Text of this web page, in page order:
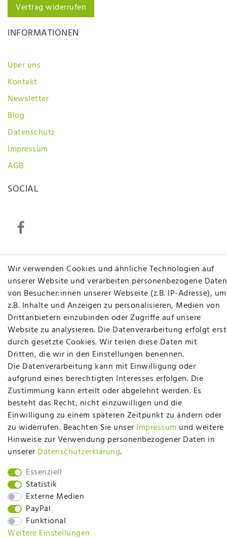
Vertrag widerrufen
INFORMATIONEN
Über uns
Kontakt
Newsletter
Blog
Datenschutz
Impressum
AGB
SOCIAL
Betten Seifert – Ihr Fachgeschäft für Betten,
Matratzen, Bettwaren & mehr in Ibbenbüren. Sie
möchten richtig gut schlafen, legen Wert auf
qualitativ hochwertige Produkte und eine solide
Fachberatung für Matratzen und andere
Bettwaren? Dann sind Sie bei uns genau richtig.
Ob online oder vor Ort im Fachgeschäft in
Ibbenbüren - wir beraten Sie gerne!
Mehr erfahren
Wir verwenden Cookies und ähnliche Technologien auf
unserer Website und verarbeiten personenbezogene Daten
von Besucher:innen unserer Webseite (z.B. IP-Adresse), um
z.B. Inhalte und Anzeigen zu personalisieren, Medien von
Drittanbietern einzubinden oder Zugriffe auf unsere
Website zu analysieren. Die Datenverarbeitung erfolgt erst
durch gesetzte Cookies. Wir teilen diese Daten mit
Dritten, die wir in den Einstellungen benennen.
Die Datenverarbeitung kann mit Einwilligung oder
aufgrund eines berechtigten Interesses erfolgen. Die
Zustimmung kann erteilt oder abgelehnt werden. Es
besteht das Recht, nicht einzuwilligen und die
Einwilligung zu einem späteren Zeitpunkt zu ändern oder
zu widerrufen. Beachten Sie unser Impressum und weitere
Hinweise zur Verwendung personenbezogener Daten in
unserer Daten­schutz­erklärung.
Essenziell
Statistik
Externe Medien
PayPal
Funktional
Weitere Einstellungen
plentymarkets Template von Plenty Lions